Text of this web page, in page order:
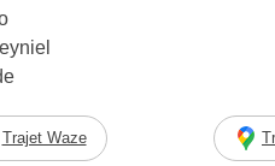
Trajet Waze